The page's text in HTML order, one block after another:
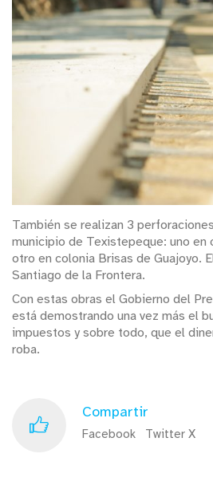
También se realizan 3
municipio de Texistepeque: uno en
otro en colonia Brisas de Guajoyo.
Santiago de la Frontera.
Con estas obras el Gobierno del
está demostrando una vez más el
impuestos y sobre todo, que el
roba.
Compartir
Facebook Twitter X